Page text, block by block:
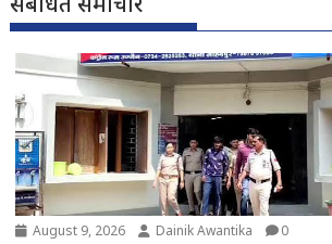
August 9, 2026 Dainik Awantika 0